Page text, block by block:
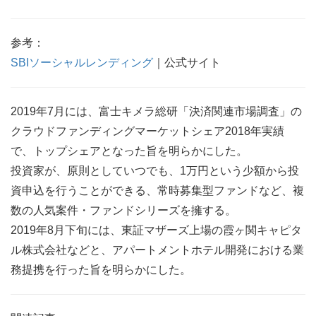
参考：
SBIソーシャルレンディング ｜公式サイト
2019年7月には、富士キメラ総研「決済関連市場調査」の
クラウドファンディングマーケットシェア2018年実績
で、トップシェアとなった旨を明らかにした。
投資家が、原則としていつでも、1万円という少額から投
資申込を行うことができる、常時募集型ファンドなど、複
数の人気案件・ファンドシリーズを擁する。
2019年8月下旬には、東証マザーズ上場の霞ヶ関キャピタ
ル株式会社などと、アパートメントホテル開発における業
務提携を行った旨を明らかにした。